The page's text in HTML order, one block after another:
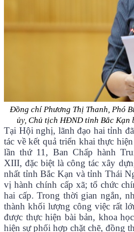
Đồng chí Phương Thị Thanh, Phó
ủy, Chủ tịch HĐND tỉnh Bắc Kạn
Tại Hội nghị, lãnh đạo hai tỉnh
tác về kết quả triển khai thực
lần thứ 11, Ban Chấp hành
XIII, đặc biệt là công tác xây
nhất tỉnh Bắc Kạn và tỉnh Thái
vị hành chính cấp xã; tổ chức
hai cấp. Trong thời gian ngắn,
thành khối lượng công việc rất
được thực hiện bài bản, khoa
hiện sự phối hợp chặt chẽ, đồng